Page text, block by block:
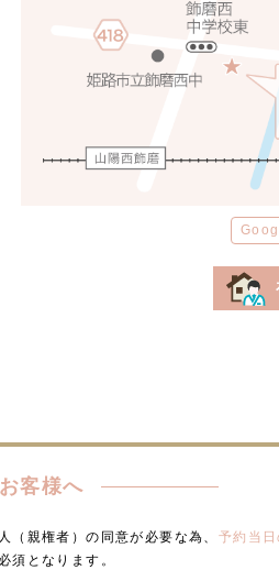
客様へ
（親権者）の同意が必要な為、 予約当日
須となります。